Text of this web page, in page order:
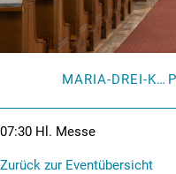
MARIA-DREI-KIRCHEN
07:30 Hl. Messe
Zurück zur Eventübersicht